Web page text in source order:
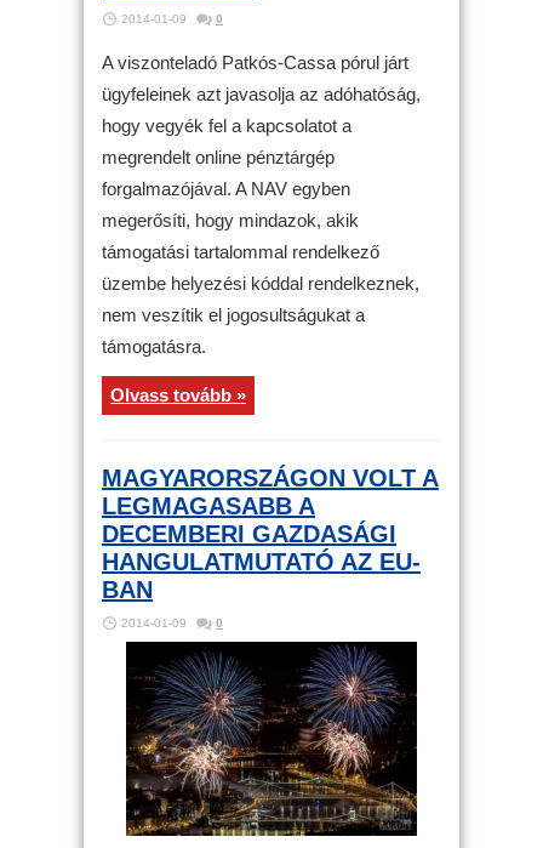
2014-01-09 0
A viszonteladó Patkós-Cassa pórul járt
ügyfeleinek azt javasolja az adóhatóság,
hogy vegyék fel a kapcsolatot a
megrendelt online pénztárgép
forgalmazójával. A NAV egyben
megerősíti, hogy mindazok, akik
támogatási tartalommal rendelkező
üzembe helyezési kóddal rendelkeznek,
nem veszítik el jogosultságukat a
támogatásra.
Olvass tovább »
MAGYARORSZÁGON VOLT A
LEGMAGASABB A
DECEMBERI GAZDASÁGI
HANGULATMUTATÓ AZ EU-
BAN
2014-01-09 0